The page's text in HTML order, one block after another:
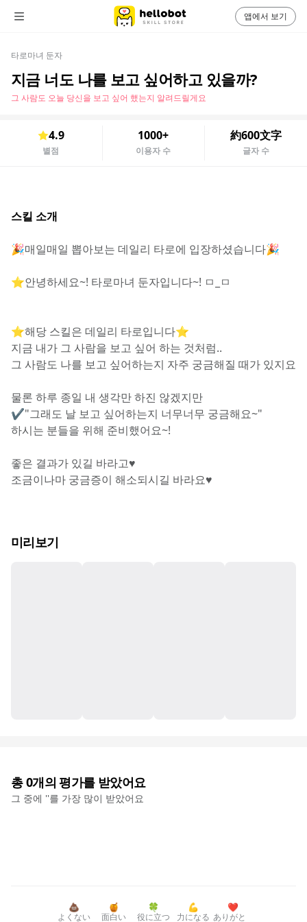
타로마녀 둔자
지금 너도 나를 보고 싶어하고 있을까?
그 사람도 오늘 당신을 보고 싶어 했는지 알려드릴게요
4.9
별점
1000+
이용자 수
約600文字
글자 수
스킬 소개
🎉매일매일 뽑아보는 데일리 타로에 입장하셨습니다🎉
⭐안녕하세요~! 타로마녀 둔자입니다~! ㅁ_ㅁ
⭐해당 스킬은 데일리 타로입니다⭐
지금 내가 그 사람을 보고 싶어 하는 것처럼..
그 사람도 나를 보고 싶어하는지 자주 궁금해질 때가 있지요
물론 하루 종일 내 생각만 하진 않겠지만
✔"그래도 날 보고 싶어하는지 너무너무 궁금해요~"
하시는 분들을 위해 준비했어요~!
좋은 결과가 있길 바라고♥
조금이나마 궁금증이 해소되시길 바라요♥
미리보기
총0개의 평가를 받았어요
그 중에 ''를 가장 많이 받았어요
💩
よくない
🍯
面白い
🍀
役に立つ
💪
力になる
❤️
ありがと
앱에서 보기